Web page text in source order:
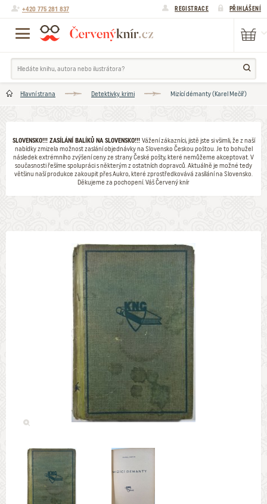
+420 775 281 837 REGISTRACE PŘIHLÁŠENÍ
Hlavní strana Detektivky. krimi Mizící démanty (Karel Mečíř)
SLOVENSKO!!! ZASÍLÁNÍ BALÍKŮ NA SLOVENSKO!!! Vážení zákazníci, jistě jste si všimli, že z naší
nabídky zmizela možnost zaslání objednávky na Slovensko Českou poštou. Je to bohužel
následek extrémního zvýšení ceny ze strany České pošty, které nemůžeme akceptovat. V
současnosti řešíme spolupráci s některým z ostatních dopravců. Aktuálně je možné tedy
většinu naší produkce zakoupit přes Aukro, které zprostředkovává zasílání na Slovensko.
Děkujeme za pochopení. Váš Červený knír